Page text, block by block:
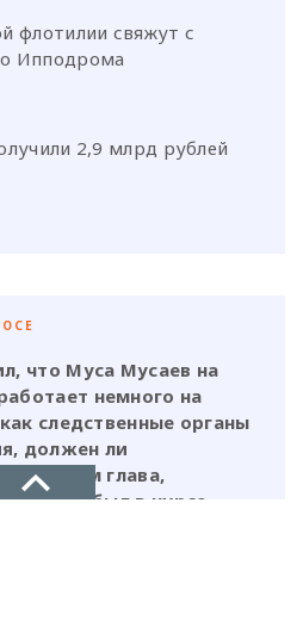
флотилии свяжут с
Ипподрома
2,9 млрд рублей
что Муса Мусаев на
немного на
следственные органы
должен ли
и сам глава,
словам, был в курсе